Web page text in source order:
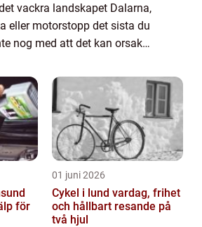
vackra landskapet Dalarna,
eller motorstopp det sista du
nog med att det kan orsaka
för
01 juni 2026
Cykel i lund vardag, frihet
och hållbart resande på
två hjul